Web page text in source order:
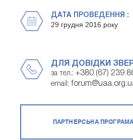
ДАТА ПРОВЕДЕННЯ :
29 грудня 2016 року
ДЛЯ ДОВІДКИ
за тел.: +380 (67) 239
email:
ПАРТНЕРСЬКА ПРОГРАМА